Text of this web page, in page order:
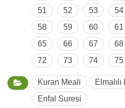
51
52 53 54
58
59 60 61
65
66 67 68
72
73 74 75
Kuran Meali
Enfal Suresi